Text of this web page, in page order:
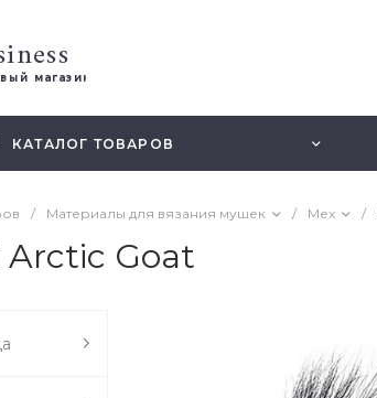
магазин
КАТАЛОГ ТОВАРОВ
/ Материалы для вязания мушек / Мех /
Goat